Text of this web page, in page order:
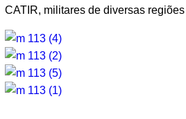
CATIR, militares de diversas